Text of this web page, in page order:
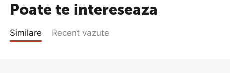
Poate te intereseaza
Similare Recent vazute